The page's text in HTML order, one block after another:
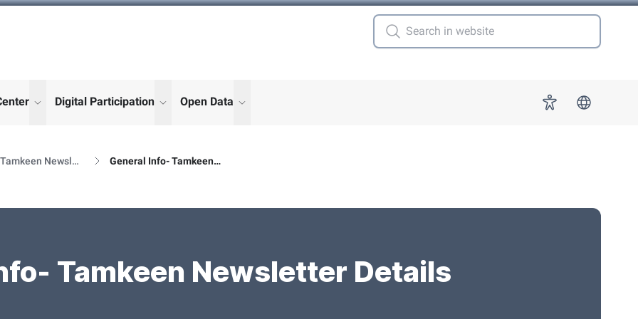
for "More"
show submenu for "More"
Digital Participation show submenu for "More"
Open Data show submenu for "More" Accessibility
Al Tamkeen Newsletter Releases General Info- Tamkeen Newsletter Details
Tamkeen Newsletter Details